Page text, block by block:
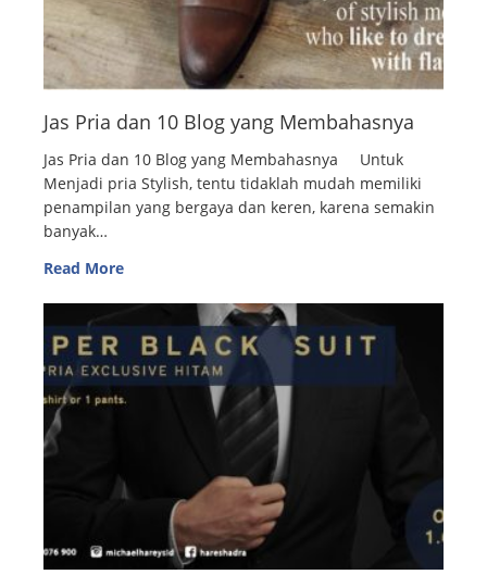
Jas Pria dan 10 Blog yang Membahasnya
Jas Pria dan 10 Blog yang Membahasnya Untuk
Menjadi pria Stylish, tentu tidaklah mudah memiliki
penampilan yang bergaya dan keren, karena semakin
banyak…
Read More